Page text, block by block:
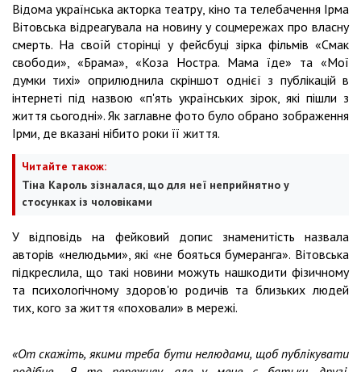
Відома українська акторка театру, кіно та телебачення Ірма
Вітовська відреагувала на новину у соцмережах про власну
смерть. На своїй сторінці у фейсбуці зірка фільмів «Смак
свободи», «Брама», «Коза Ностра. Мама їде» та «Мої
думки тихі» оприлюднила скріншот однієї з публікацій в
інтернеті під назвою «п'ять українських зірок, які пішли з
життя сьогодні». Як заглавне фото було обрано зображення
Ірми, де вказані нібито роки її життя.
Читайте також:
Тіна Кароль зізналася, що для неї неприйнятно у
стосунках із чоловіками
У відповідь на фейковий допис знаменитість назвала
авторів «нелюдьми», які «не бояться бумеранга». Вітовська
підкреслила, що такі новини можуть нашкодити фізичному
та психологічному здоров'ю родичів та близьких людей
тих, кого за життя «поховали» в мережі.
«От скажіть, якими треба бути нелюдами, щоб публікувати